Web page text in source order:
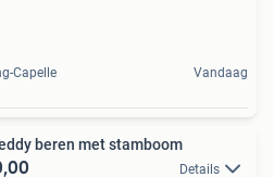
Capelle Vandaag
beren met stamboom
Details